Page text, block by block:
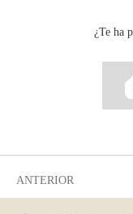
¿Te ha
ANTERIOR